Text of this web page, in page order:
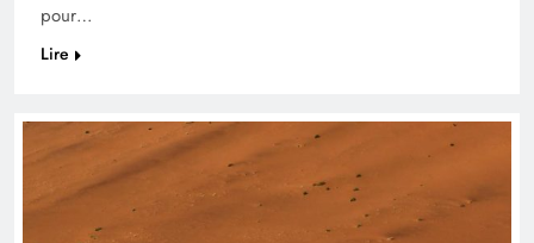
pour…
Lire